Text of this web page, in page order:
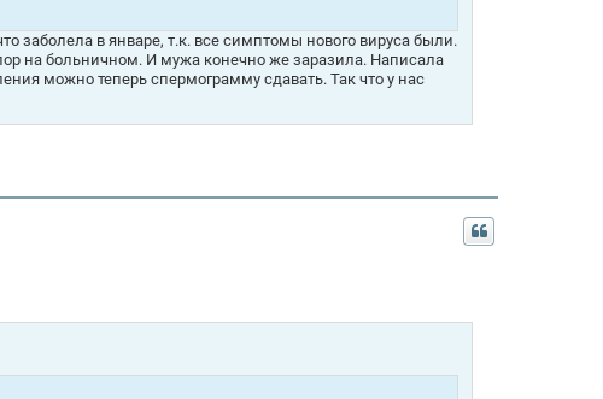
заболела в январе, т.к. все симптомы нового вируса были.
на больничном. И мужа конечно же заразила. Написала
можно теперь спермограмму сдавать. Так что у нас